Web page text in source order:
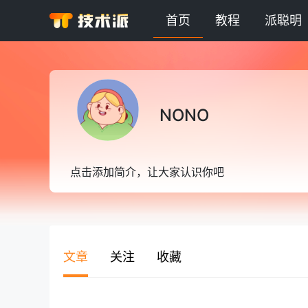
首页 教程 派聪明
NONO
点击添加简介，让大家认识你吧
文章 关注 收藏